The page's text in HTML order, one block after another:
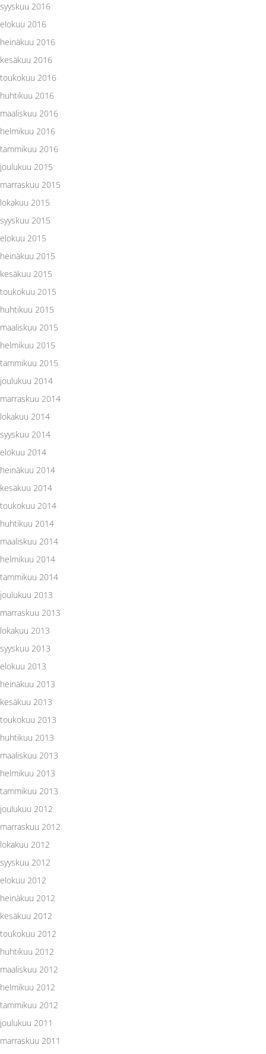
syyskuu 2016
elokuu 2016
heinäkuu 2016
kesäkuu 2016
toukokuu 2016
huhtikuu 2016
maaliskuu 2016
helmikuu 2016
tammikuu 2016
joulukuu 2015
marraskuu 2015
lokakuu 2015
syyskuu 2015
elokuu 2015
heinäkuu 2015
kesäkuu 2015
toukokuu 2015
huhtikuu 2015
maaliskuu 2015
helmikuu 2015
tammikuu 2015
joulukuu 2014
marraskuu 2014
lokakuu 2014
syyskuu 2014
elokuu 2014
heinäkuu 2014
kesäkuu 2014
toukokuu 2014
huhtikuu 2014
maaliskuu 2014
helmikuu 2014
tammikuu 2014
joulukuu 2013
marraskuu 2013
lokakuu 2013
syyskuu 2013
elokuu 2013
heinäkuu 2013
kesäkuu 2013
toukokuu 2013
huhtikuu 2013
maaliskuu 2013
helmikuu 2013
tammikuu 2013
joulukuu 2012
marraskuu 2012
lokakuu 2012
syyskuu 2012
elokuu 2012
heinäkuu 2012
kesäkuu 2012
toukokuu 2012
huhtikuu 2012
maaliskuu 2012
helmikuu 2012
tammikuu 2012
joulukuu 2011
marraskuu 2011